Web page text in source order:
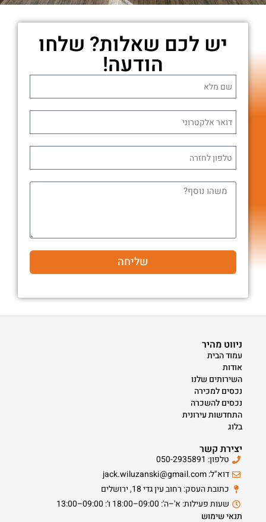
יש לכם שאלות? שלחו
הודעה!
שליחה
ניווט מהיר
עמוד הבית
אודות
השירותים שלנו
נכסים למכירה
נכסים להשכרה
התחדשות עירונית
בלוג
יצירת קשר
טלפון: 050-2935891
דוא"ל: jack.wiluzanski@gmail.com
כתובת העסק: רחוב עין גדי 18, ירושלים
שעות פעילות: א'–ה': 09:00–18:00 ו': 09:00–13:00
תנאי שימוש